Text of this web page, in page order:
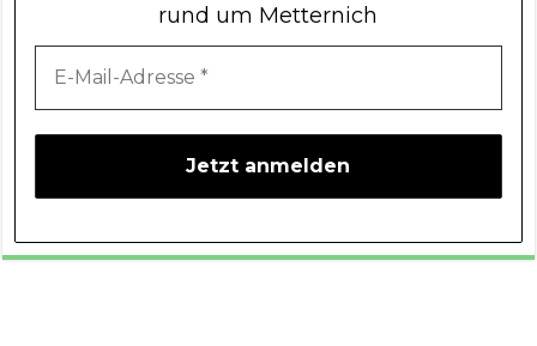
rund um Metternich